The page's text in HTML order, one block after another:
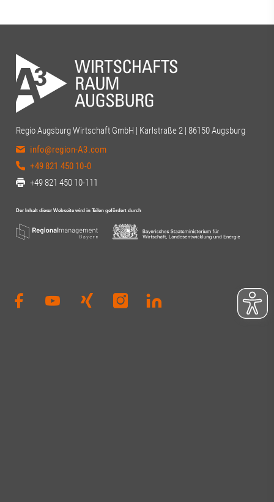
Regio Augsburg Wirtschaft GmbH | Karlstraße 2 | 86150 Augsburg
info@region-A3.com
+49 821 450 10-0
+49 821 450 10-111